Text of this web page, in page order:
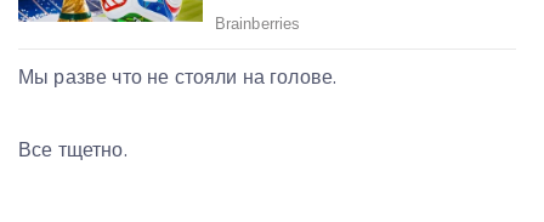
Мы разве что не стояли на голове.
Все тщетно.